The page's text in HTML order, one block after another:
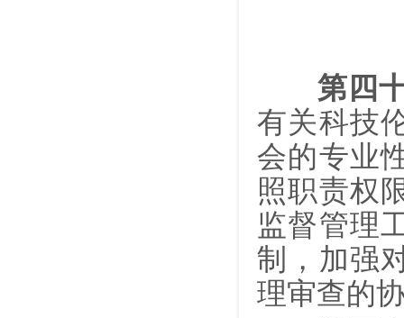
第四
有关科技
会的专业
照职责权
监督管理
制，加强
理审查的